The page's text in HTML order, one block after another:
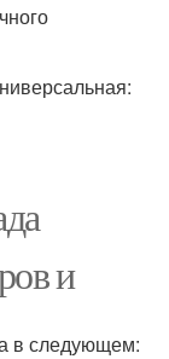
и
в следующем: